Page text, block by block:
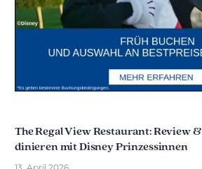
The Regal View Restaurant: Review &
dinieren mit Disney Prinzessinnen